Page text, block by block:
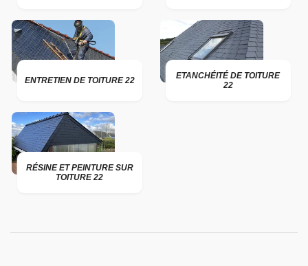
ENTRETIEN DE TOITURE 22
ETANCHÉITÉ DE TOITURE
22
RÉSINE ET PEINTURE SUR
TOITURE 22